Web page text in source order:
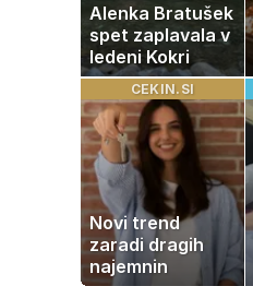
Alenka Bratušek
spet zaplavala v
ledeni Kokri
CEKIN.SI
Novi trend
zaradi dragih
najemnin